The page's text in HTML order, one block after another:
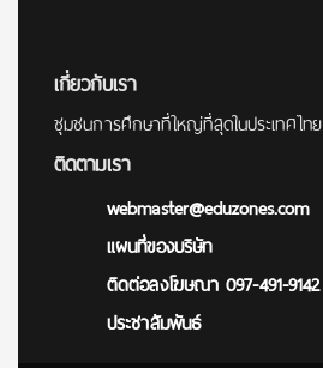
เกี่ยวกับเรา
ชุมชนการศึกษาที่ใหญ่ที่สุดในประเทศไทย
ติดตามเรา
webmaster@eduzones.com
แผนที่ของบริษัท
ติดต่อลงโฆษณา 097-491-9142
ประชาสัมพันธ์